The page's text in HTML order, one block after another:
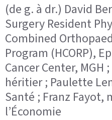
(de g. à dr.) David
Surgery Resident
Combined
Program (HCORP),
Cancer Center, MGH
héritier ; Paulette
Santé ; Franz Fayot,
l’Économie